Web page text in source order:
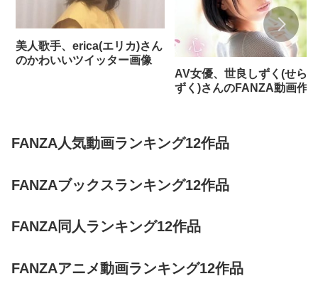
美人歌手、erica(エリカ)さん
のかわいいツイッター画像
AV女優、世良しずく(せらし
ずく)さんのFANZA動画作
FANZA人気動画ランキング12作品
FANZAブックスランキング12作品
FANZA同人ランキング12作品
FANZAアニメ動画ランキング12作品